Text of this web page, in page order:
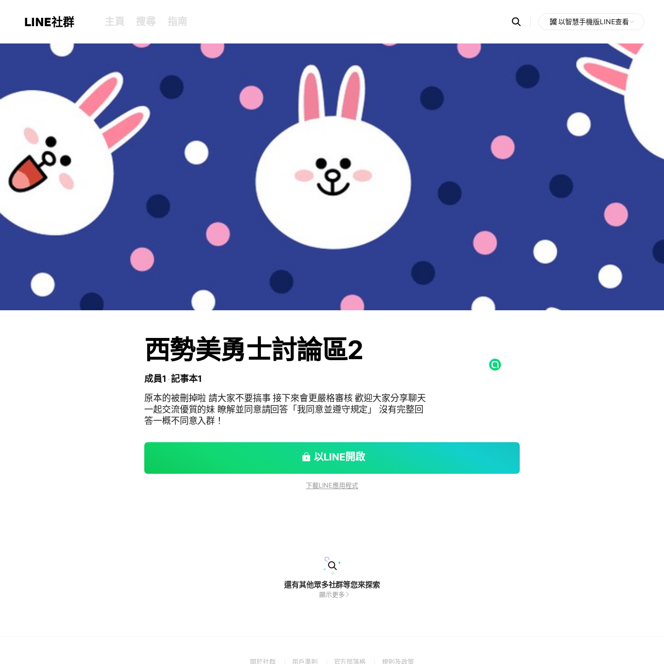
LINE社群 主頁 搜尋 指南 Search
OpenChats
messages
search
以智慧手機版LINE查看
西勢美勇士討論區2
成員1 記事本1
原本的被刪掉啦 請大家不要搞事 接下來會更嚴格審核 歡迎大家分享聊天
一起交流優質的妹 瞭解並同意請回答「我同意並遵守規定」 沒有完整回
答一概不同意入群！
以LINE開啟
下載LINE應用程式
還有其他眾多社群等您來探索
顯示更多
關於社群 (Open用戶準則 (Open官方部落格 (Open規則及政策(Open